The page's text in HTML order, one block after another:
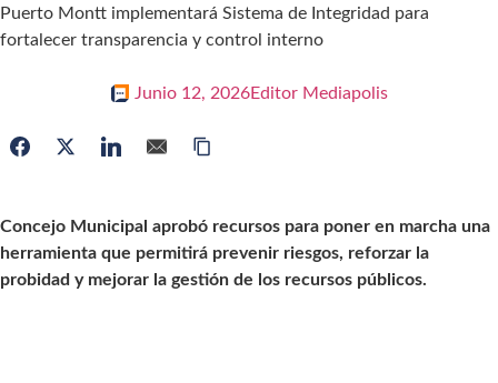
Puerto Montt implementará Sistema de Integridad para
fortalecer transparencia y control interno
Junio 12, 2026Editor Mediapolis
Concejo Municipal aprobó recursos para poner en marcha una
herramienta que permitirá prevenir riesgos, reforzar la
probidad y mejorar la gestión de los recursos públicos.